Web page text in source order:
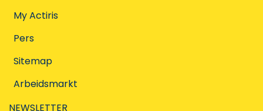
My Actiris
Pers
Sitemap
Arbeidsmarkt
NEWSLETTER